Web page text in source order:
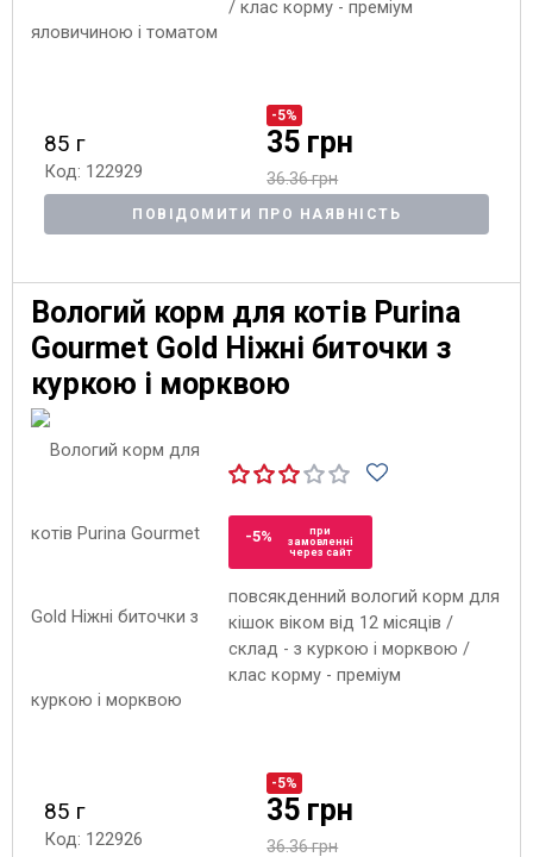
/ клас корму - преміум
85 г
Код: 122929
-5%
35 грн
36.36 грн
ПОВІДОМИТИ ПРО НАЯВНІСТЬ
Вологий корм для котів Purina
Gourmet Gold Ніжні биточки з
куркою і морквою
-5%
при
замовленні
через сайт
повсякденний вологий корм для
кішок віком від 12 місяців /
склад - з куркою і морквою /
клас корму - преміум
85 г
Код: 122926
-5%
35 грн
36.36 грн